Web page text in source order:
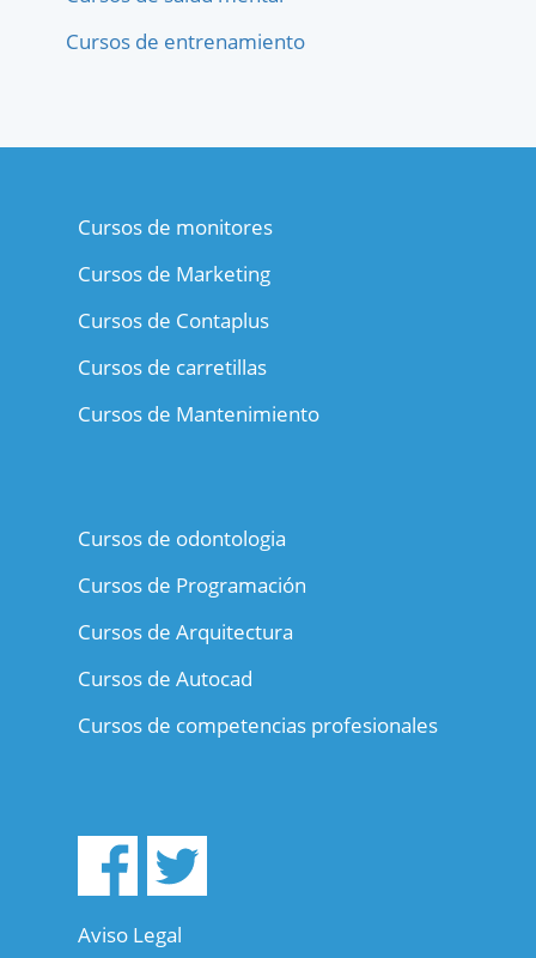
Cursos de entrenamiento
Cursos de monitores
Cursos de Marketing
Cursos de Contaplus
Cursos de carretillas
Cursos de Mantenimiento
Cursos de odontologia
Cursos de Programación
Cursos de Arquitectura
Cursos de Autocad
Cursos de competencias profesionales
Aviso Legal